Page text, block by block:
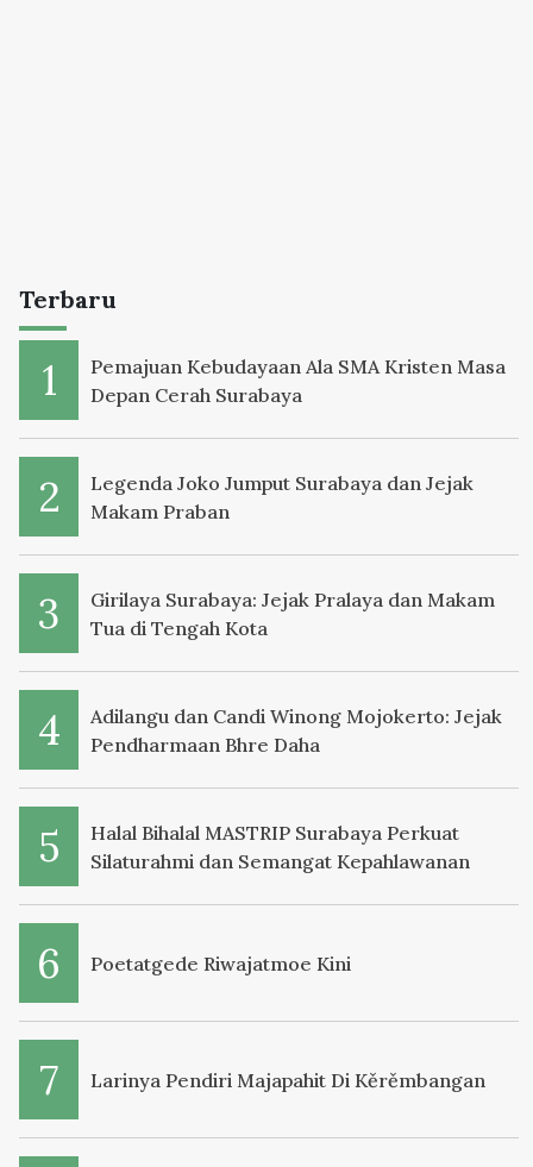
Terbaru
Pemajuan Kebudayaan Ala SMA Kristen Masa
Depan Cerah Surabaya
Legenda Joko Jumput Surabaya dan Jejak
Makam Praban
Girilaya Surabaya: Jejak Pralaya dan Makam
Tua di Tengah Kota
Adilangu dan Candi Winong Mojokerto: Jejak
Pendharmaan Bhre Daha
Halal Bihalal MASTRIP Surabaya Perkuat
Silaturahmi dan Semangat Kepahlawanan
Poetatgede Riwajatmoe Kini
Larinya Pendiri Majapahit Di Kěrěmbangan